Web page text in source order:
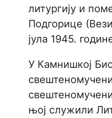
литургију и
Подгорице
јула 1945.
У Камнишкој
њој служили